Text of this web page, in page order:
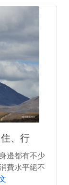
、行
邊都有不少
費水平絕不